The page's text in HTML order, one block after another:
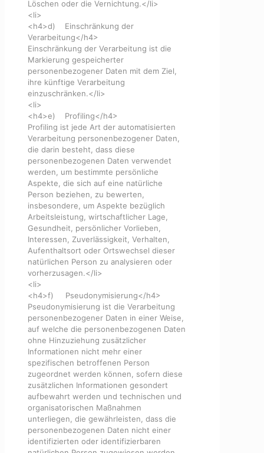
Löschen oder die Vernichtung.</li>
<li>
<h4>d) Einschränkung der
Verarbeitung</h4>
Einschränkung der Verarbeitung ist die
Markierung gespeicherter
personenbezogener Daten mit dem Ziel,
ihre künftige Verarbeitung
einzuschränken.</li>
<li>
<h4>e) Profiling</h4>
Profiling ist jede Art der automatisierten
Verarbeitung personenbezogener Daten,
die darin besteht, dass diese
personenbezogenen Daten verwendet
werden, um bestimmte persönliche
Aspekte, die sich auf eine natürliche
Person beziehen, zu bewerten,
insbesondere, um Aspekte bezüglich
Arbeitsleistung, wirtschaftlicher Lage,
Gesundheit, persönlicher Vorlieben,
Interessen, Zuverlässigkeit, Verhalten,
Aufenthaltsort oder Ortswechsel dieser
natürlichen Person zu analysieren oder
vorherzusagen.</li>
<li>
<h4>f) Pseudonymisierung</h4>
Pseudonymisierung ist die Verarbeitung
personenbezogener Daten in einer Weise,
auf welche die personenbezogenen Daten
ohne Hinzuziehung zusätzlicher
Informationen nicht mehr einer
spezifischen betroffenen Person
zugeordnet werden können, sofern diese
zusätzlichen Informationen gesondert
aufbewahrt werden und technischen und
organisatorischen Maßnahmen
unterliegen, die gewährleisten, dass die
personenbezogenen Daten nicht einer
identifizierten oder identifizierbaren